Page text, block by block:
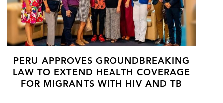
PERU APPROVES GROUNDBREAKING
LAW TO EXTEND HEALTH COVERAGE
FOR MIGRANTS WITH HIV AND TB